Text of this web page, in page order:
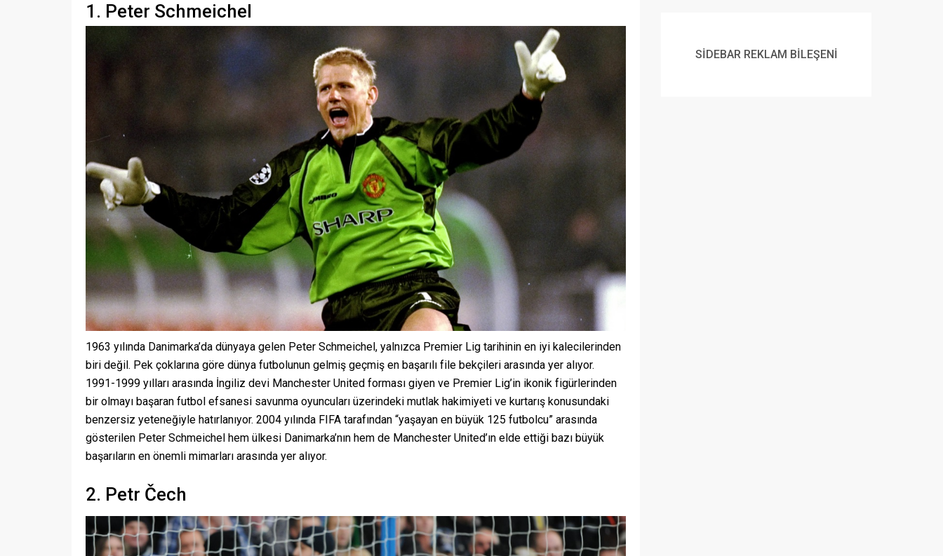
1. Peter Schmeichel
1963 yılında Danimarka’da dünyaya gelen Peter Schmeichel, yalnızca Premier Lig tarihinin en iyi kalecilerinden
biri değil. Pek çoklarına göre dünya futbolunun gelmiş geçmiş en başarılı file bekçileri arasında yer alıyor.
1991-1999 yılları arasında İngiliz devi Manchester United forması giyen ve Premier Lig’in ikonik figürlerinden
bir olmayı başaran futbol efsanesi savunma oyuncuları üzerindeki mutlak hakimiyeti ve kurtarış konusundaki
benzersiz yeteneğiyle hatırlanıyor. 2004 yılında FIFA tarafından “yaşayan en büyük 125 futbolcu” arasında
gösterilen Peter Schmeichel hem ülkesi Danimarka’nın hem de Manchester United’ın elde ettiği bazı büyük
başarıların en önemli mimarları arasında yer alıyor.
2. Petr Čech
SİDEBAR REKLAM BİLEŞENİ